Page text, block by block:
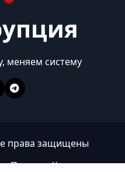
меняем систему
права защищены
ПолитикаКонтакты